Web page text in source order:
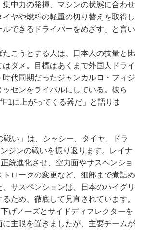
集中力の発揮、マシンの状態に合わせ
ヤや燃料の軽重の切り替えを取得し
ルできるドライバーをめざす」と言い
たこうとする人は、日本人の技量と比
ダメ。目標はあくまで外国人ドライ
代同期だったジャンカルロ・フィジ
センをライバルにしている。彼ら
F1に上がってくる器だ」と語りま
戦い」は、シャシー、タイヤ、ドラ
ジンの戦いを振り返ります。レイナ
統進化させ、空力面やサスペンショ
トロークの変更など、細部まで煮詰め
サスペンションは、日本のハイグリ
ため、徹底して見直されています。
げノーズとサイドディフレクターを
に主眼を置きましたが、主要チームが